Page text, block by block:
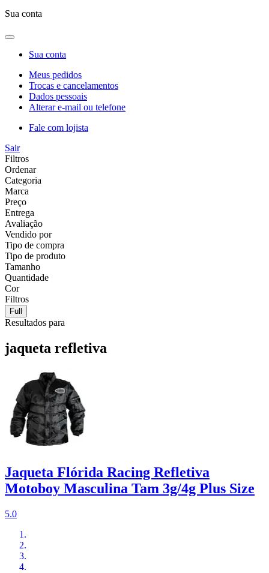
Sua conta
Sua conta
Meus pedidos
Trocas e cancelamentos
Dados pessoais
Alterar e-mail ou telefone
Fale com lojista
Sair
Filtros
Ordenar
Categoria
Marca
Preço
Entrega
Avaliação
Vendido por
Tipo de compra
Tipo de produto
Tamanho
Quantidade
Cor
Filtros
Full
Resultados para
jaqueta refletiva
Jaqueta Flórida Racing Refletiva
Motoboy Masculina Tam 3g/4g Plus Size
5.0